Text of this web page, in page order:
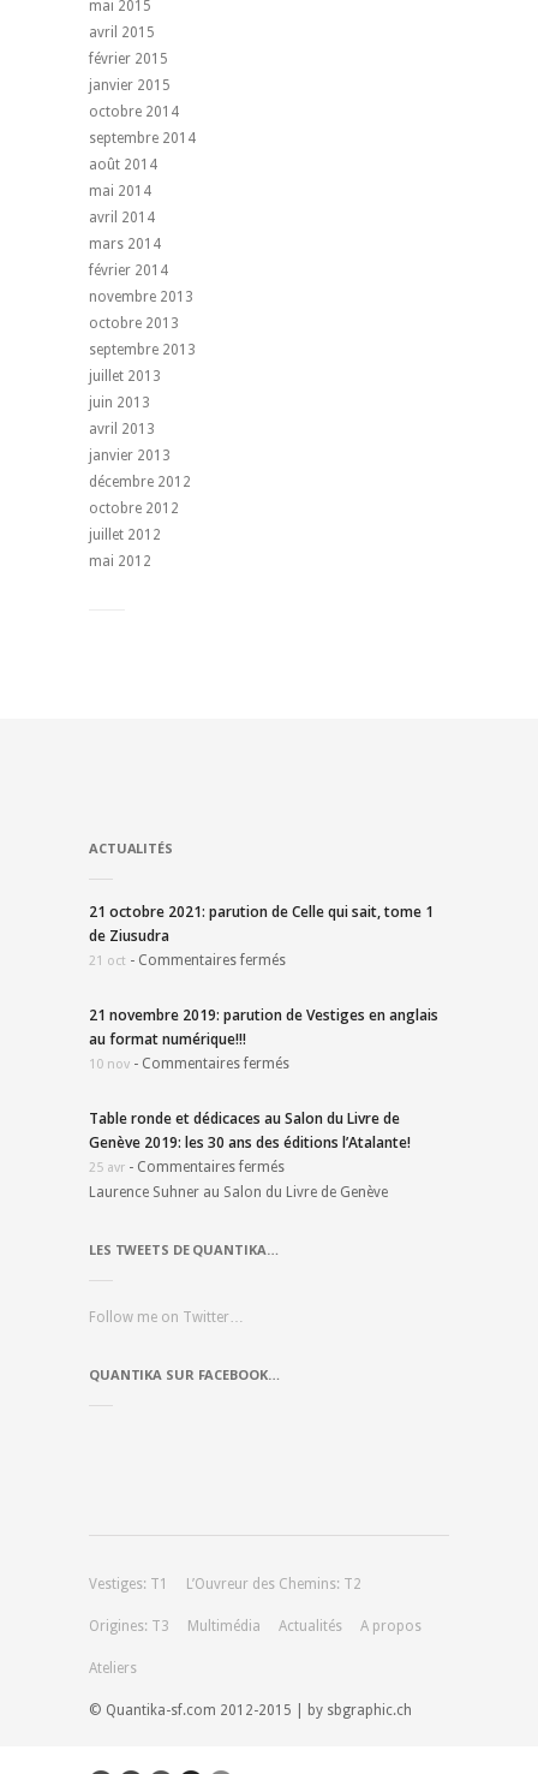
mai 2015
avril 2015
février 2015
janvier 2015
octobre 2014
septembre 2014
août 2014
mai 2014
avril 2014
mars 2014
février 2014
novembre 2013
octobre 2013
septembre 2013
juillet 2013
juin 2013
avril 2013
janvier 2013
décembre 2012
octobre 2012
juillet 2012
mai 2012
ACTUALITÉS
21 octobre 2021: parution de Celle qui sait, tome 1
de Ziusudra
21 oct - Commentaires fermés
21 novembre 2019: parution de Vestiges en anglais
au format numérique!!!
10 nov - Commentaires fermés
Table ronde et dédicaces au Salon du Livre de
Genève 2019: les 30 ans des éditions l’Atalante!
25 avr - Commentaires fermés
Laurence Suhner au Salon du Livre de Genève
LES TWEETS DE QUANTIKA…
Follow me on Twitter…
QUANTIKA SUR FACEBOOK…
Vestiges: T1 L’Ouvreur des Chemins: T2
Origines: T3 Multimédia Actualités A propos
Ateliers
© Quantika-sf.com 2012-2015 | by sbgraphic.ch